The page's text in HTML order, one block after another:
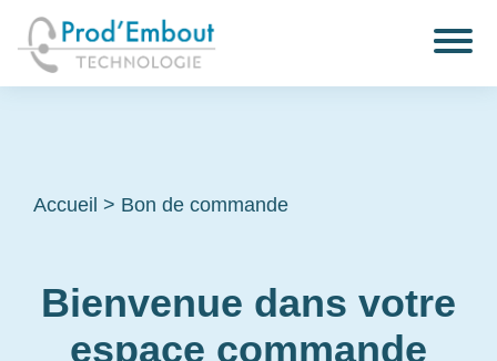
Accueil > Bon de commande
Bienvenue dans votre
espace commande